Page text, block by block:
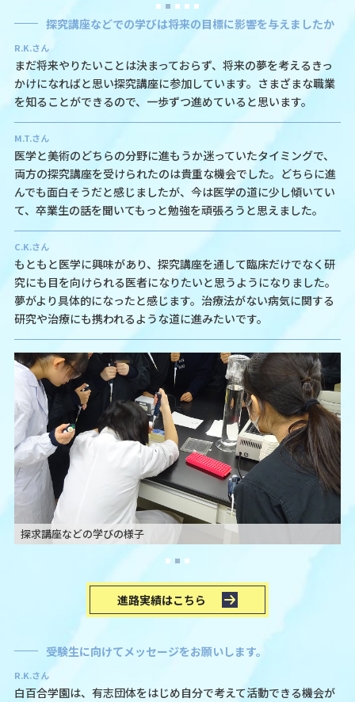
探究講座などでの学びは将来の目標に影響を与えましたか
R.K.さん
まだ将来やりたいことは決まっておらず、将来の夢を考えるきっ
かけになればと思い探究講座に参加しています。さまざまな職業
を知ることができるので、一歩ずつ進めていると思います。
M.T.さん
医学と美術のどちらの分野に進もうか迷っていたタイミングで、
両方の探究講座を受けられたのは貴重な機会でした。どちらに進
んでも面白そうだと感じましたが、今は医学の道に少し傾いてい
て、卒業生の話を聞いてもっと勉強を頑張ろうと思えました。
C.K.さん
もともと医学に興味があり、探究講座を通して臨床だけでなく研
究にも目を向けられる医者になりたいと思うようになりました。
夢がより具体的になったと感じます。治療法がない病気に関する
研究や治療にも携われるような道に進みたいです。
探求講座などの学びの様子
進路実績はこちら
受験生に向けてメッセージをお願いします。
R.K.さん
白百合学園は、有志団体をはじめ自分で考えて活動できる機会が